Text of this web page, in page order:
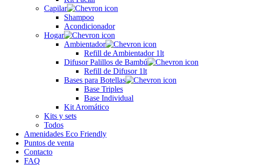
Capilar
Shampoo
Acondicionador
Hogar
Ambientador
Refill de Ambientador 1lt
Difusor Palillos de Bambú
Refill de Difusor 1lt
Bases para Botellas
Base Triples
Base Individual
Kit Aromático
Kits y sets
Todos
Amenidades Eco Friendly
Puntos de venta
Contacto
FAQ